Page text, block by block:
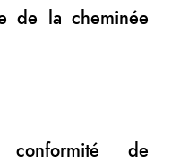
de la cheminée
de